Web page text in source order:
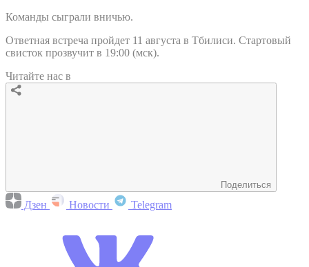
Команды сыграли вничью.
Ответная встреча пройдет 11 августа в Тбилиси. Стартовый
свисток прозвучит в 19:00 (мск).
Читайте нас в
Поделиться
Дзен Новости Telegram